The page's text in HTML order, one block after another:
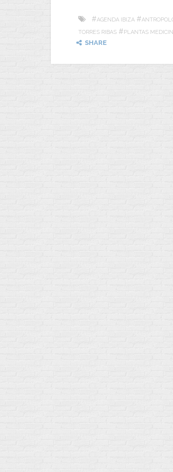
#AGENDA IBIZA #
TORRES RIBAS #PLANTAS
SHARE